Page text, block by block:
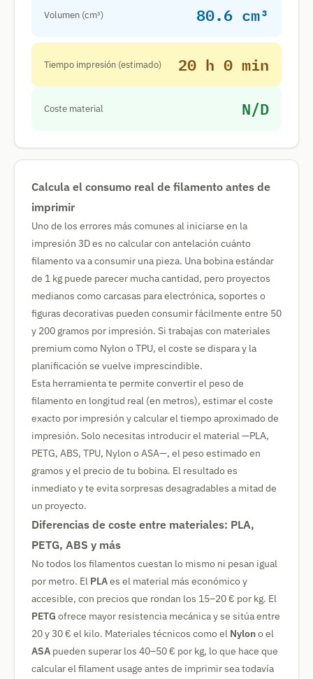
Volumen (cm³) 80.6 cm³
Tiempo impresión (estimado) 20 h 0 min
Coste material N/D
Calcula el consumo real de filamento antes de
imprimir
Uno de los errores más comunes al iniciarse en la
impresión 3D es no calcular con antelación cuánto
filamento va a consumir una pieza. Una bobina estándar
de 1 kg puede parecer mucha cantidad, pero proyectos
medianos como carcasas para electrónica, soportes o
figuras decorativas pueden consumir fácilmente entre 50
y 200 gramos por impresión. Si trabajas con materiales
premium como Nylon o TPU, el coste se dispara y la
planificación se vuelve imprescindible.
Esta herramienta te permite convertir el peso de
filamento en longitud real (en metros), estimar el coste
exacto por impresión y calcular el tiempo aproximado de
impresión. Solo necesitas introducir el material —PLA,
PETG, ABS, TPU, Nylon o ASA—, el peso estimado en
gramos y el precio de tu bobina. El resultado es
inmediato y te evita sorpresas desagradables a mitad de
un proyecto.
Diferencias de coste entre materiales: PLA,
PETG, ABS y más
No todos los filamentos cuestan lo mismo ni pesan igual
por metro. El PLAes el material más económico y
accesible, con precios que rondan los 15–20 € por kg. El
PETG ofrece mayor resistencia mecánica y se sitúa entre
20 y 30 € el kilo. Materiales técnicos como el Nylono el
ASA pueden superar los 40–50 € por kg, lo que hace que
calcular el filament usage antes de imprimir sea todavía